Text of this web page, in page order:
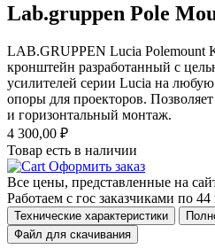
Lab.gruppen Pole
LAB.GRUPPEN Lucia Polemount
кронштейн разработанный с
усилителей серии Lucia на
опоры для проекторов.
и горизонтальный монтаж.
4 300,00 ₽
Товар есть в наличии
Оформить заказ
Все цены, представленные на
Работаем с гос заказчиками по
Технические характеристики
Файл для скачивания